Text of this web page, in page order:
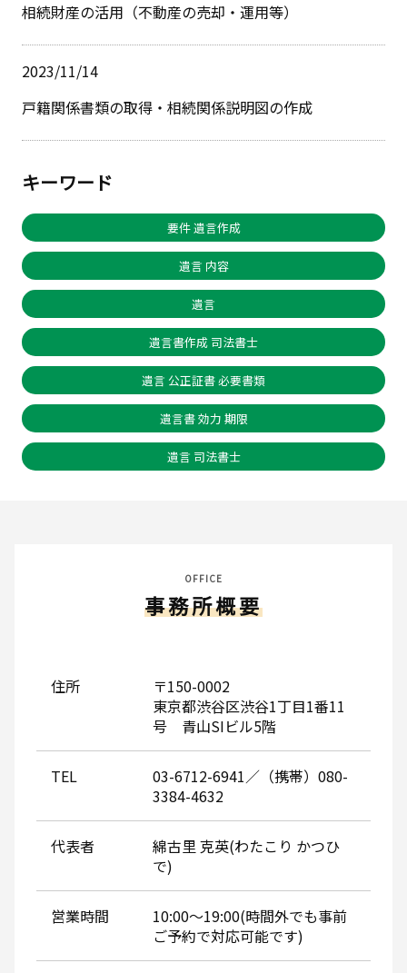
相続財産の活用（不動産の売却・運用等）
2023/11/14
戸籍関係書類の取得・相続関係説明図の作成
キーワード
要件 遺言作成
遺言 内容
遺言
遺言書作成 司法書士
遺言 公正証書 必要書類
遺言書 効力 期限
遺言 司法書士
OFFICE
事務所概要
住所
〒150-0002
東京都渋谷区渋谷1丁目1番11
号 青山SIビル5階
TEL
03-6712-6941／（携帯）080-
3384-4632
代表者
綿古里 克英(わたこり かつひ
で)
営業時間
10:00～19:00(時間外でも事前
ご予約で対応可能です)